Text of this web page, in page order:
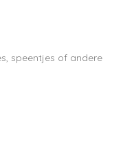
speentjes of andere